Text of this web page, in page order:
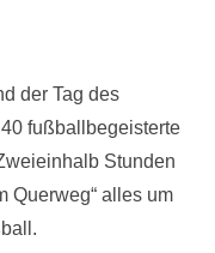
der Tag des
fußballbegeisterte
Stunden
Querweg“ alles um